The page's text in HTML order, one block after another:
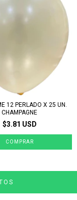
12 PERLADO X 25 UN.
CHAMPAGNE
$3.81 USD